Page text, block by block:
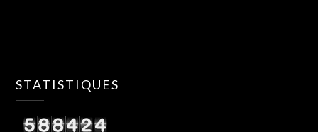
STATISTIQUES